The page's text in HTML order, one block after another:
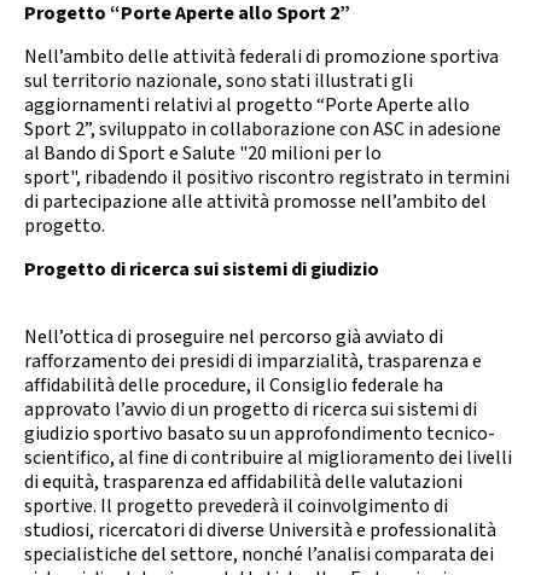
Progetto “Porte Aperte allo Sport 2”
Nell’ambito delle attività federali di promozione sportiva
sul territorio nazionale, sono stati illustrati gli
aggiornamenti relativi al progetto “Porte Aperte allo
Sport 2”, sviluppato in collaborazione con ASC in adesione
al Bando di Sport e Salute "20 milioni per lo
sport", ribadendo il positivo riscontro registrato in termini
di partecipazione alle attività promosse nell’ambito del
progetto.
Progetto di ricerca sui sistemi di giudizio
Nell’ottica di proseguire nel percorso già avviato di
rafforzamento dei presidi di imparzialità, trasparenza e
affidabilità delle procedure, il Consiglio federale ha
approvato l’avvio di un progetto di ricerca sui sistemi di
giudizio sportivo basato su un approfondimento tecnico-
scientifico, al fine di contribuire al miglioramento dei livelli
di equità, trasparenza ed affidabilità delle valutazioni
sportive. Il progetto prevederà il coinvolgimento di
studiosi, ricercatori di diverse Università e professionalità
specialistiche del settore, nonché l’analisi comparata dei